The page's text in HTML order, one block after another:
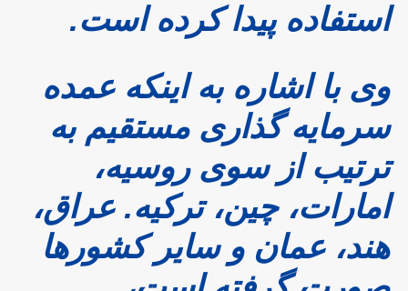
استفاده پیدا کرده است.
وی با اشاره به اینکه عمده
سرمایه گذاری مستقیم به
ترتیب از سوی روسیه،
امارات، چین، ترکیه. عراق،
هند، عمان و سایر کشورها